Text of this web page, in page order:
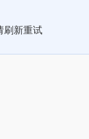
刷新重试